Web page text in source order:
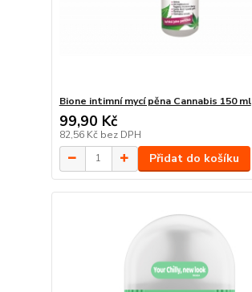
Bione intimní mycí pěna Cannabis 150 ml
99,90 Kč
82,56 Kč bez DPH
Přidat do košíku